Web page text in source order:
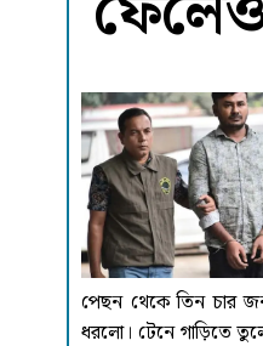
পেছন থেকে তিন চার জন লোক হঠাৎ ঝাঁপটে ধরলো। টেনে গাড়িতে তুলেই দুই হাতে হ্যন্ডকাফ পরিয়ে ফেললো। পেছন থেকে একজন মাথায় কালো জমটুপি পড়িয়ে ফেললো। গাড়ি চলতে থাকলো। ত্রিশ মিনিটের মতো চলে থেমে গেল। আমাকে নামানো হলো। পেছন দিক দিয়ে হাত বাঁধা। দুই হাতের নিচ দিয়ে দু’জন শক্ত করে ধরে হাটতে শুরু করলো। মনে হলো, কোনো লিফটে উঠালো। আবার নামানো হলো। কত তলায় উঠলাম বুঝতে পারিনি। লিফট থেকে বের হয়ে একটু হেঁটেই আমাকে একটি চেয়ারে বসানো হলো। মুখের ভেতরে কাপড় বা গামছা জাতীয় কিছু একটা দিয়ে শক্ত করে মুখ বেঁধে ফেললো। চোখ মুখ পা সবই বাঁধা। সজোরে কোমর থেকে পায়ের পাতা সবখানে মোটা লাঠি দিয়ে পেটাতে শুরু করলো। তিন চার মিনিটের মধ্যেই জ্ঞান হারিয়ে ফেললাম। চেয়ার থেকে মাটিতে লুটিয়ে পড়লাম। এভাবে টানা তিন দিন থেমে থেমে মারলো। একে একে আমার পায়ের আটটি নখতুলে ফেললো। আমার সামনে গরম পানি নিয়ে আসলো। কাটিং প্লাস আনলো। বললাম, আমি বাঁচতে চাই। আমাকে প্রাণে মেরে ফেলবেন না। কথাগুলো বলছিলেন বাংলাদেশ জাতীয়তাবাদী ছাত্রদলের যুগ্ম-সাধারণ সম্পাদক মোঃ আমানউল্লাহ আমান। ২০২৩ সালের ৪ নভেম্বর রাজধানী ঢাকার মহাখালী এলাকায় একটি মিছিলের পূর্বপ্রস্তিতির সময় আইন-শৃঙ্খলা বাহিনী তুলনিয়ে যায় তাকে। ১৪ ফেব্রুয়ারী কেরানীগঞ্জ কেন্দ্রীয় কারাগার থেকে মুক্তি পান আমান। আমানউল্লাহ আমানের জন্ম ১৯৯০ সালের ৯ সেপ্টেম্বর। দক্ষিনের জেলা বরগুনার সদর উপজেলায়। স্কুল শিক্ষক বাবা মৃত আঃ রহিম মুন্সী এবং মা আম্বিয়া খাতুনের ৪ ছেলে ৩ মেয়ের মধ্যে ৬ষ্ঠ সন্তান তিনি। ২০২১ সালে বাবা রহিম মুন্সী মারা যান। ৭৩ বছর বয়সী আম্বিয়া খাতুন দুই ছেলেকে নিয়ে ঢাকায় থাকেন। ছোটবেলা থেকেই পড়াশোনায় ভাল ছিলেন আমান। বরগুনা সদর উপজেলার পরীরখাল মাধ্যমিক বিদ্যালয়ের সব থেকে মেধাবী আমান ২০০৬ সালে এসএসসি পাশ করেই একাদশ শ্রেনীতে ভর্তী হন ঢাকার তেজগাঁও কলেজে। এর পর ২০০৯-১০ শিক্ষাবর্ষে ঢাকা বিশ^বিদ্যালয়ে সংগীত বিভাগে ভর্তী হয়ে স্নাতক ও স্নাতকত্তোর সম্পন্ন করেন। বর্তমানে ঢাকা বিশ^বিদ্যালয়ের জাপানী ভাষা স্টাডিজে স্নাতকত্তোর অধ্যায়নরত আছেন এই ছাত্র নেতা। ক্ষমতাসীন দলের হামলা, মামলা এবং নির্যাতনের নানা বিষয় নিয়ে আলোচনায় আইন-শৃঙ্খলা বাহিনীর হাতে নির্মম নির্যাতন নিয়ে কথা বলেন বাংলা আউটলুকের সঙ্গে। সাক্ষাতকারটি নিয়েছেন বাংলা আউটলুকের ঢাকা প্রতিনিধি। বাংলা আউটলুক: মামলা হামলায় জীবনের সবচেয়ে ভয়ঙ্কর অভিজ্ঞতা কী? আমানউল্লাহ আমান: সবচেয়ে ভয়ঙ্কর অভিজ্ঞতা হয়েছে ২০২৩ সালের ৪ নভেম্বর। কাউন্টার টেররিজম ইউনিট আমাকে যেভাবে গ্রেফতার করে এবং এর পরের ভয়াবহতা কোনো দিনই ভুলতে পারবো না।বাংলা আউটলুক: একটু খুলে বলবেন? আমানউল্লাহ আমান: ওই দিন দুপুর দুইটার দিকে আমরা প্ল্যনিং কমিশনের সামনে একটা বিক্ষোভ মিছিলের প্রস্তুতি ছিল। সারাদেশেই তখন প্রচুর ধরপাকড় চলছিলো। আমাদের নির্ধারিত স্পটের আশপাশে আইন-শৃঙ্খলা বাহিনীর সদস্যদের ব্যাপক উপস্থিতি দেখে, স্থান পরিবর্তন করে মহাখালীতে জড়ো হতে বলি সবাইকে। মহাখালী গিয়ে দাঁড়ানোর সাথে সাথে আমাকে সাদা পোশাকে ঘিরে ফেলে। গাড়িতে ওঠানোর সাথে সাথেই কালো যমটুপি পড়িয়ে ফেলে। এসময় আমি বাঁধা দিলে, আমাকে অশ্লীল ভাষায় গালি দেয়। আমার মোবাইল ফোন কেড়ে নেয়। হাতে হ্যন্ডকাফ লাগিয়ে ফেলে। ৩০ মিনিটের মতো গাড়ি চালিয়ে আমাকে নামানো হলো। আমার মনে হয়েছে, লিফটে আমাকে কোনো ভবনের উপরের দিকে তোলা হলো। কিন্তু চোখ বাঁধা থাকায় আমি কিছুই দেখতে পারিনি। বাংলা আউটলুক: সেখানে নেয়ার পর কী হলো? আমানউল্লাহ আমান: লিফট থেকে নামিয়ে একটু হাটিয়ে একটি কক্ষে নিয়ে চেয়ারে বসায়। হ্যন্ডকাফ সামনের দিক থেকে পেছনের দিক দিয়ে দুই হাতে লাগায়। মুখের ভেতরে কাপড় দিয়ে শক্ত করে বেঁধে ফেলে। মাথায় আগে থেকেই যমটুপি পড়ানো ছিল। কিছু বুঝে ওঠার আগেই চার দিক দিয়ে এলোপাথারী আঘাত শুরু করে। কোমর থেকে পা পর্যন্ত লাঠি দিয়ে বেধরক পোটাতে থাকলো। মাথায় হাত দিয়ে চড়, ঘুষি দিতে থাকলো। যতটুকু মনে পড়ে দ্রুতই আমি অজ্ঞান হয়ে পরি। এর পর কতক্ষন পিটিয়েছে, আমি আর কিছুই বলতে পারবো না। জ্ঞান ফিরলে আমি অনুভব করি মেঝেতে পড়ে আছি। আমার দুই হতের বাহু, উরু, কোমর, পায়ের পাতা সবই ফুলে গেছে। তৃষ্ণায় বুক ফেটে যাচ্ছে। কথা বলার মতো শক্তিও আমার ছিল না। প্রচন্ড শীত ছিল ওই সময়। আমার শরীরে পাতলা একটি শার্ট, পরনে প্যান্ট, খালি পা। মেঝেতে পাড়ে আছি। কেউ একজন আমাকে একটি বালিশ, কম্বল দিয়ে গিয়েছিল। কিন্তু আমার এতটুকু শক্তি শরীরে ছিলো না, যে বালিশটা টেনে মাথার নিচে দেই বা কম্বলটা গায়ে জড়াই। এভাবেই কেটেছে তিন দিন। দু’দিন আমার চোখ থেকে ওই জমটুপি একবারের জন্যও খোলা হয়নি। ভুলে গিয়েছিলাম টয়লেটে যাওয়ার কথাও। বাংলা আউটলুক: কোনো কথা হয়নি? আমানউল্লাহ আমান: হ্যাঁ। আমার হাত, চোখ, মুখ সবই বাধা। নির্যাতনের ফাঁকে ফাঁকে তারা আমাকে একটি হত্যা মামলার দায় স্বীকার করার জন্য চাপ দিচ্ছিল। আমি রাজি হচ্ছিলাম না। আমাকে নিয়ে যাওয়ার দ্বিতীয় দিন রাতে নির্যাতনের এক পর্যায়ে আমি জ্ঞান হারিয়ে ফেলি। একজন ডাক্তার আনা হলো, আমাকে ইঞ্জেকশান দেয়া হলো। একটি ট্যবলেট খাওয়ানো হলো। আর কি যেন একটা স্প্রে করা হলো। ডাক্তার বললেন, যমটুপিটা একটু খুলে রাখার জন্য। ব্যথা কিছুটা কমলেও আমার শরীরে কোনো শক্তি ছিলো না। উঠে দাঁড়াবার মতো অবস্থাও ছিলো না। তাদেরই দু’জনের কাঁধে ভর করে আমি টয়লেটে গেলাম। এর কিছুক্ষন পর হঠাৎই আবার ডেকে পাঠালো। জমটুপি পরানো হলো। কিছুই দেখছি না। প্রচন্ড জোরে আমার পায়ে, কোমরে, হাতের বাহুতে পেটানো শুরু করলো। হাত, পা সবই বাঁধা। তাদের অন্তত ৫-৬ জনের নির্যাতনে আমি চেয়ারসহ মাটিতে পড়েগেলাম। অনেকটাই অচেতন। কিন্তু টের পাচ্ছিলাম, তারা বলা বলি করছিল; আমার নখ তুলে ফেলা হবে। শক্ত কিছু একটা দিয়ে আমার ডান পায়ের তিনটি নখ টেনে তুলে ফেললো। ব্যথায় আমি ‘মা-গো’ বাবা-গো’ বলে জোরে জোরে চিৎকার দিচ্ছিলাম। কিন্তু আমার গলা শুকিয়ে যাওয়ায় সেই চিৎকারও বেরুলো না। প্রথম নখ তুলেছে আমি টের পেয়েছি। কিন্তু পরের দু’টি নখ তোলার সময় আমি টের পাচ্ছিলাম না, কিন্তু আমার মনে হচ্ছিল, আমি মনে হয় মরে যাচ্ছি। চিৎকারও করতে পারলাম না। ফেলে রেখে চলে গেল। দু’জন আমাকে মেঝেতে টেনে আবারো পাশের একটি কক্ষে নিয়ে ফেলে রাখলো। আমি অচেতন নই, আবার পুরো জ্ঞানও কাজ করছে না। কক্ষের বাইরে কেউ একজন বলছিল, আল্লাহ আল্লাহ করো। ওরা যেন তোমাকে মেরে না ফেলে। আমি শুধুই শব্দ শুনেছি। চোখ বাঁধা তাই দেখিনি, কে ছিল সেই